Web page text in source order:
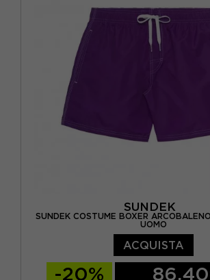
SUNDEK
SUNDEK COSTUME BOXER
UOMO
ACQUISTA
-20%